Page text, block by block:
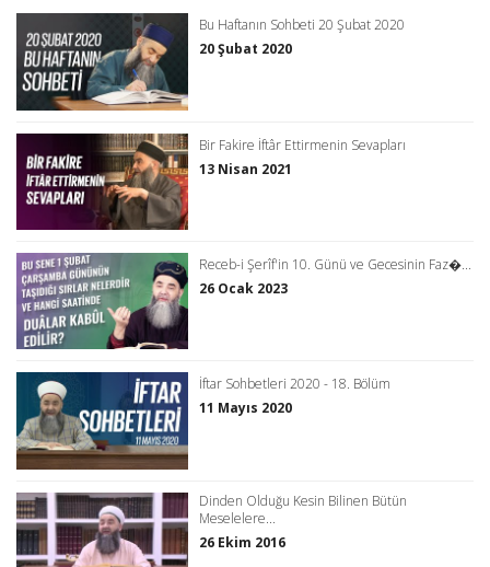
Bu Haftanın Sohbeti 20 Şubat 2020
20 Şubat 2020
Bir Fakire İftâr Ettirmenin Sevapları
13 Nisan 2021
Receb-i Şerîf'in 10. Günü ve Gecesinin Faz�...
26 Ocak 2023
İftar Sohbetleri 2020 - 18. Bölüm
11 Mayıs 2020
Dinden Olduğu Kesin Bilinen Bütün
Meselelere...
26 Ekim 2016